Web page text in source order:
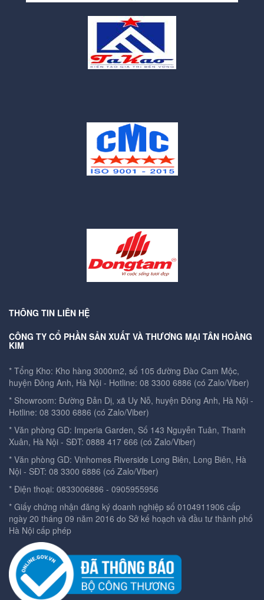
THÔNG TIN LIÊN HỆ
CÔNG TY CỔ PHẦN SẢN XUẤT VÀ THƯƠNG MẠI TÂN HOÀNG
KIM
* Tổng Kho: Kho hàng 3000m2, số 105 đường Đào Cam Mộc,
huyện Đông Anh, Hà Nội - Hotline: 08 3300 6886 (có Zalo/Viber)
* Showroom: Đường Đản Dị, xã Uy Nỗ, huyện Đông Anh, Hà Nội -
Hotline: 08 3300 6886 (có Zalo/Viber)
* Văn phòng GD: Imperia Garden, Số 143 Nguyễn Tuân, Thanh
Xuân, Hà Nội - SĐT: 0888 417 666 (có Zalo/Viber)
* Văn phòng GD: Vinhomes Riverside Long Biên, Long Biên, Hà
Nội - SĐT: 08 3300 6886 (có Zalo/Viber)
* Điện thoại: 0833006886 - 0905955956
* Giấy chứng nhận đăng ký doanh nghiệp số 0104911906 cấp
ngày 20 tháng 09 năm 2016 do Sở kế hoạch và đầu tư thành phố
Hà Nội cấp phép